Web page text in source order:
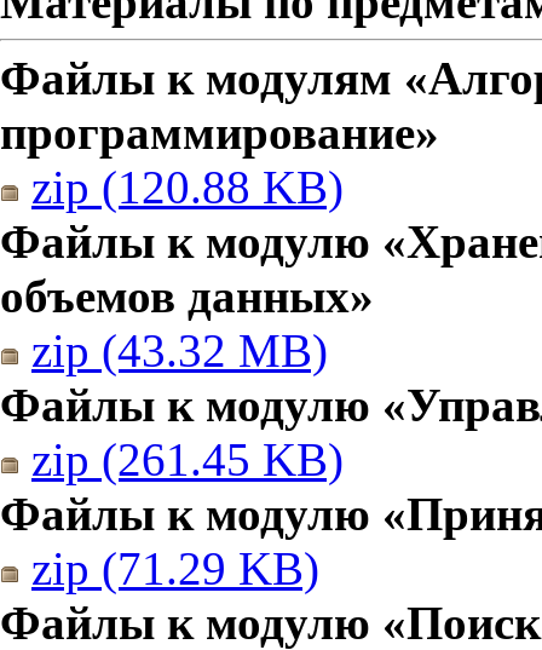
Файлы к модулям
программирование»
zip (120.88 KB)
Файлы к модулю
объемов данных»
zip (43.32 MB)
Файлы к модулю
zip (261.45 KB)
Файлы к модулю
zip (71.29 KB)
Файлы к модулю